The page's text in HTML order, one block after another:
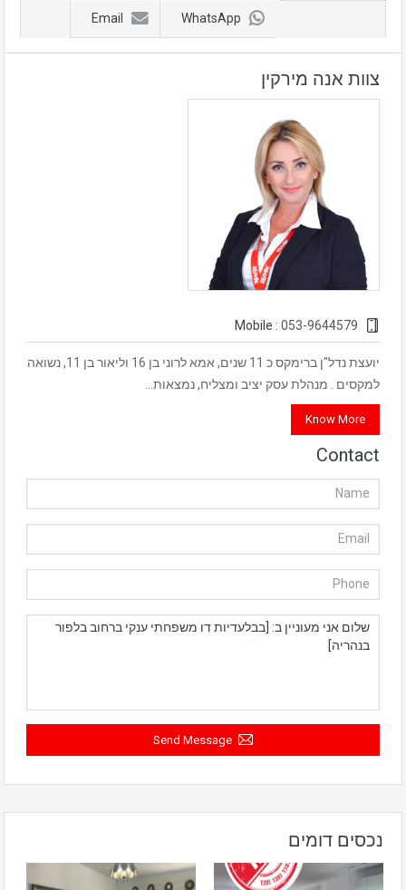
WhatsApp
Email
צוות אנה מירקין
053-9644579
יועצת נדל"ן ברימקס כ 11 שנים, אמא לרוני בן 16 וליאור בן 11, נשואה
למקסים . מנהלת עסק יציב ומצליח, נמצאות…
Know More
Contact
Send Message
נכסים דומים